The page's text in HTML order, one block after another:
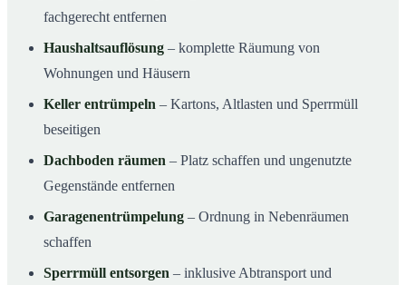
fachgerecht entfernen
Haushaltsauflösung – komplette Räumung von
Wohnungen und Häusern
Keller entrümpeln – Kartons, Altlasten und Sperrmüll
beseitigen
Dachboden räumen – Platz schaffen und ungenutzte
Gegenstände entfernen
Garagenentrümpelung – Ordnung in Nebenräumen
schaffen
Sperrmüll entsorgen – inklusive Abtransport und